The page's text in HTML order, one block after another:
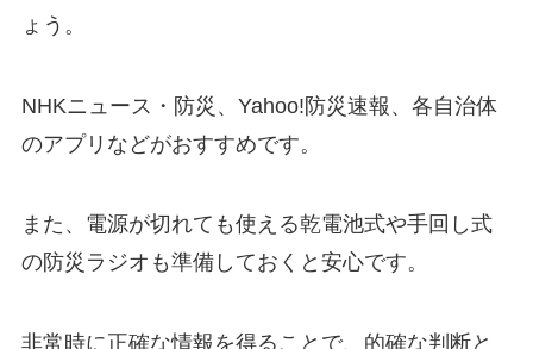
ょう。
NHKニュース・防災、Yahoo!防災速報、各自治体
のアプリなどがおすすめです。
また、電源が切れても使える乾電池式や手回し式
の防災ラジオも準備しておくと安心です。
非常時に正確な情報を得ることで、的確な判断と